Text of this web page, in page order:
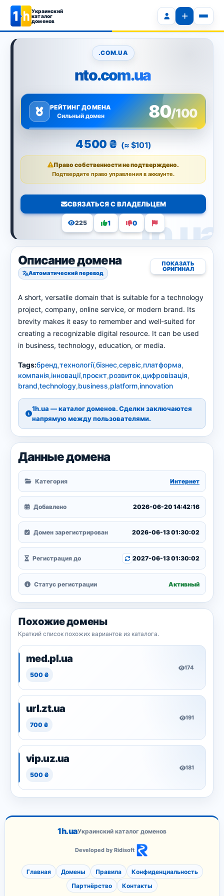
Украинский
каталог
доменов
.COM.UA
nto.com.ua
РЕЙТИНГ ДОМЕНА
Сильный домен
80/100
4 500 ₴ (≈ $101)
Право собственности не подтверждено.
Подтвердите право управления в аккаунте.
СВЯЗАТЬСЯ С ВЛАДЕЛЬЦЕМ
225 1 0
Описание домена
Автоматический перевод
ПОКАЗАТЬ
ОРИГИНАЛ
A short, versatile domain that is suitable for a technology
project, company, online service, or modern brand. Its
brevity makes it easy to remember and well-suited for
creating a recognizable digital resource. It can be used
in business, technology, education, or media.
Tags:бренд,технології,бізнес,сервіс,платформа,
компанія,інновації,проєкт,розвиток,цифровізація,
brand,technology,business,platform,innovation
1h.ua — каталог доменов. Сделки заключаются
напрямую между пользователями.
Данные домена
Категория Интернет
Добавлено 2026-06-20 14:42:16
Домен зарегистрирован 2026-06-13 01:30:02
Регистрация до 2027-06-13 01:30:02
Статус регистрации Активный
Похожие домены
Краткий список похожих вариантов из каталога.
med.pl.ua
500 ₴
174
url.zt.ua
700 ₴
191
vip.uz.ua
500 ₴
181
1h.uaУкраинский каталог доменов
Developed by Ridisoft
Главная Домены Правила
Конфиденциальность
Партнёрство
Контакты